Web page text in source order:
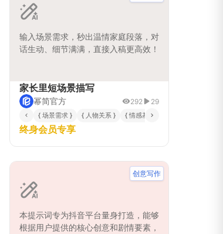
输入场景需求，秒出温情家庭段落，对
话生动、细节满满，直接入稿更高效！
家长里短场景描写
幂简官方 292 29
{ 场景需求 } { 人物关系 } { 情感基调 }
终身会员专享
本提示词专为抖音平台量身打造，能够
根据用户提供的核心创意和剧情要素，
创意写作